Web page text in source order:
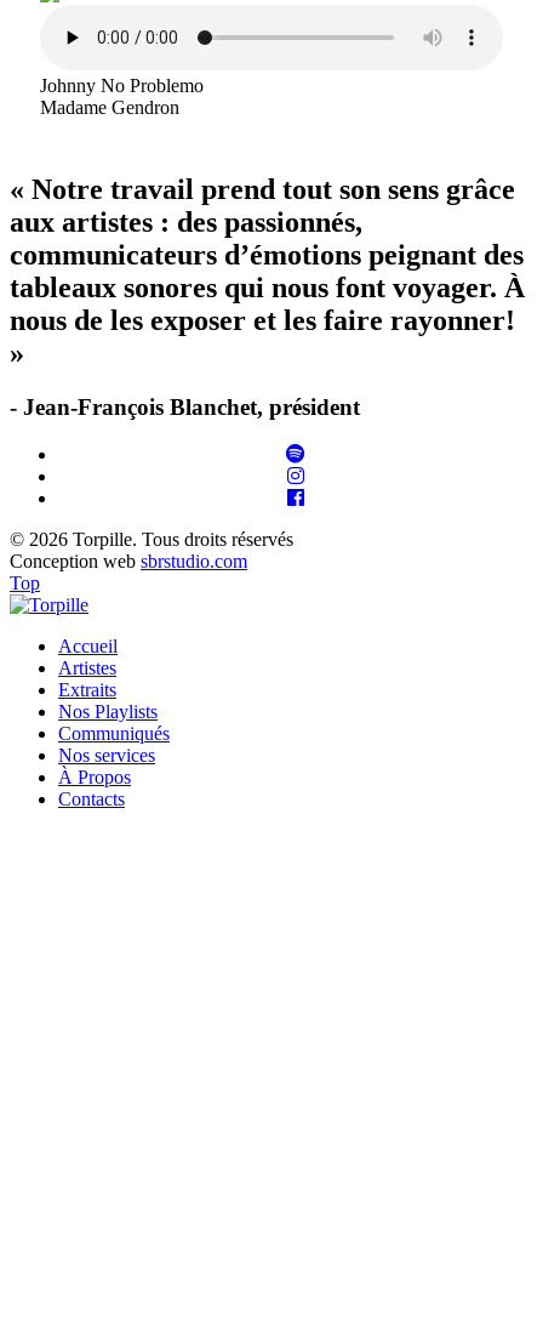
Johnny No Problemo
Madame Gendron
« Notre travail prend tout son sens grâce
aux artistes : des passionnés,
communicateurs d’émotions peignant des
tableaux sonores qui nous font voyager. À
nous de les exposer et les faire rayonner!
»
- Jean-François Blanchet, président
© 2026 Torpille. Tous droits réservés
Conception web sbrstudio.com
Top
Accueil
Artistes
Extraits
Nos Playlists
Communiqués
Nos services
À Propos
Contacts